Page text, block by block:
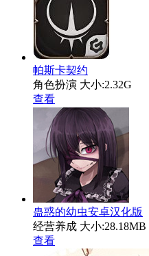
帕斯卡契约
角色扮演 大小:2.32G
查看
蛊惑的幼虫安卓汉化版
经营养成 大小:28.18MB
查看